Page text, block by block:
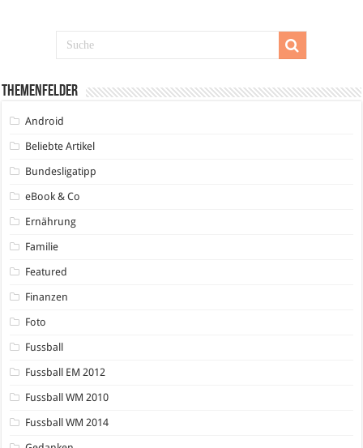
Themenfelder
Android
Beliebte Artikel
Bundesligatipp
eBook & Co
Ernährung
Familie
Featured
Finanzen
Foto
Fussball
Fussball EM 2012
Fussball WM 2010
Fussball WM 2014